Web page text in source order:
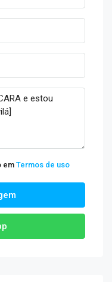
emTermos de uso